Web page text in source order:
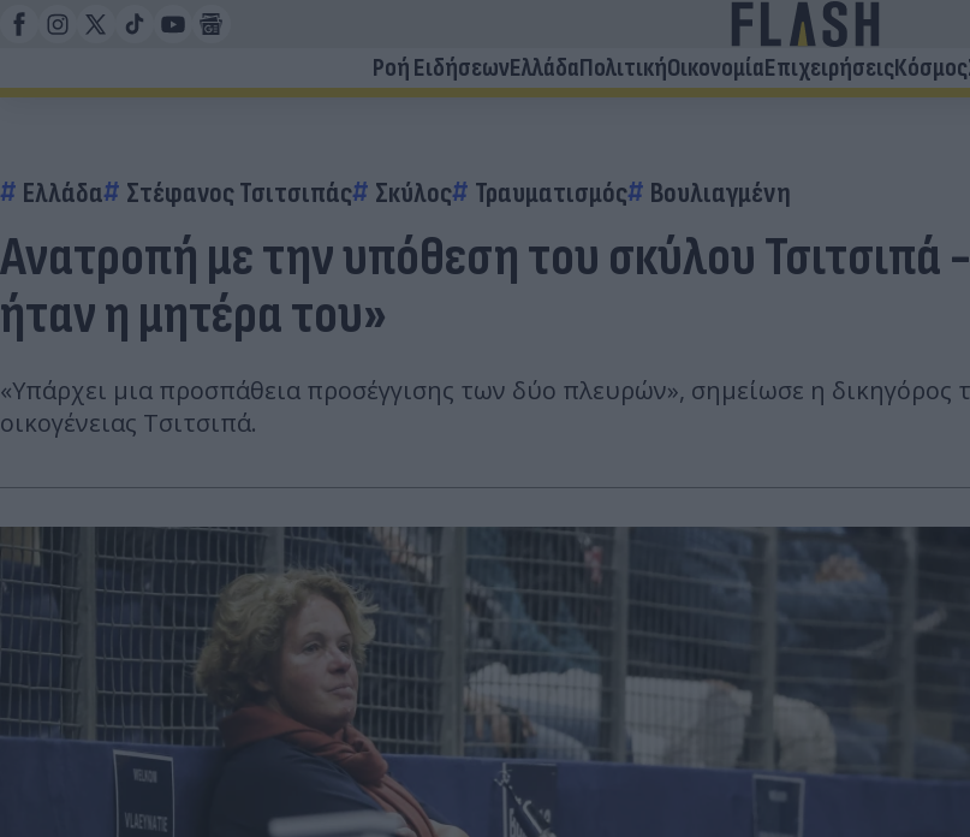
Ροή ΕιδήσεωνΕλλάδαΠολιτικήΟικονομίαΕπιχειρήσειςΚόσμος
Ελλάδα Στέφανος Τσιτσιπάς Σκύλος Τραυματισμός Βουλιαγμένη
Ανατροπή με την υπόθεση του σκύλου Τσιτσιπά
ήταν η μητέρα του»
«Υπάρχει μια προσπάθεια προσέγγισης των δύο πλευρών», σημείωσε η
οικογένειας Τσιτσιπά.